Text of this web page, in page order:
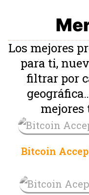
Los mejores
para ti,
filtrar por
mejores
Bitcoin